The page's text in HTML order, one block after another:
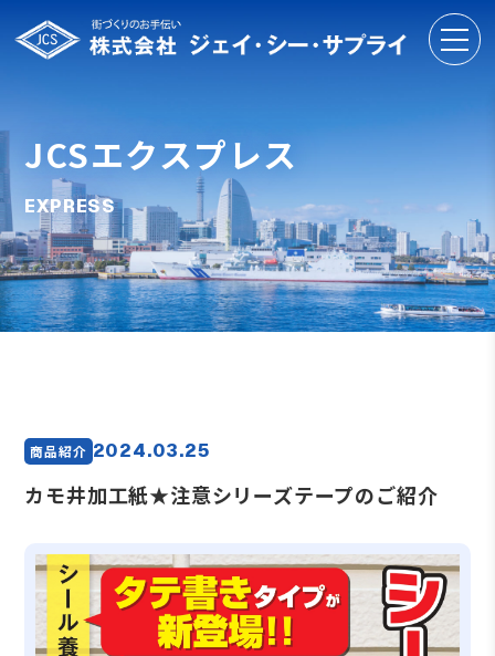
JCSエクスプレス
EXPRESS
商品紹介 2024.03.25
カモ井加工紙★注意シリーズテープのご紹介